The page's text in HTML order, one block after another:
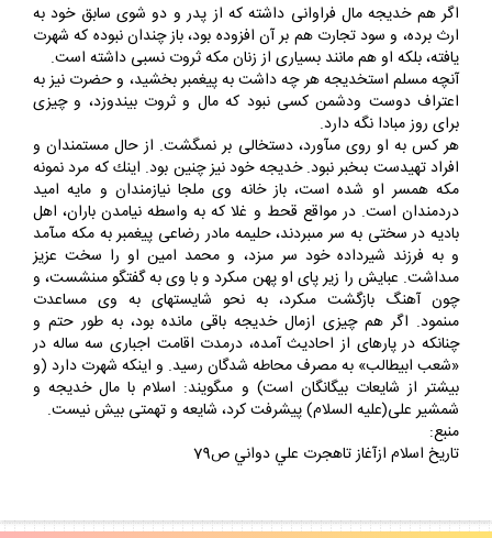
اگر هم خديجه مال فراوانى داشته كه از پدر و دو شوى سابق خود به
ارث برده، و سود تجارت هم بر آن افزوده بود، باز چندان نبوده كه شهرت
يافته، بلكه او هم مانند بسيارى از زنان مكه ثروت نسبى داشته است.
آنچه مسلم است‏خديجه هر چه داشت به پيغمبر بخشيد، و حضرت نيز به
اعتراف دوست ودشمن كسى نبود كه مال و ثروت بيندوزد، و چيزى
براى روز مبادا نگه دارد.
هر كس به او روى مى‏آورد، دست‏خالى بر نمى‏گشت. از حال مستمندان و
افراد تهيدست بى‏خبر نبود. خديجه خود نيز چنين بود. اينك كه مرد نمونه
مكه همسر او شده است، باز خانه وى ملجا نيازمندان و مايه اميد
دردمندان است. در مواقع قحط و غلا كه به واسطه نيامدن باران، اهل
باديه در سختى به سر مى‏بردند، حليمه مادر رضاعى پيغمبر به مكه مى‏آمد
و به فرزند شيرداده خود سر مى‏زد، و محمد امين او را سخت عزيز
مى‏داشت. عبايش را زير پاى او پهن مى‏كرد و با وى به گفتگو مى‏نشست، و
چون آهنگ بازگشت مى‏كرد، به نحو شايسته‏اى به وى مساعدت
مى‏نمود. اگر هم چيزى ازمال خديجه باقى مانده بود، به طور حتم و
چنانكه در پاره‏اى از احاديث آمده، درمدت اقامت اجبارى سه ساله در
«شعب ابيطالب‏» به مصرف محاطه شدگان رسيد. و اينكه شهرت دارد (و
بيشتر از شايعات بيگانگان است) و مى‏گويند: اسلام با مال خديجه و
شمشير على(عليه السلام) پيشرفت كرد، شايعه و تهمتى بيش نيست.
منبع:
تاريخ اسلام ازآغاز تاهجرت علي دواني ص79